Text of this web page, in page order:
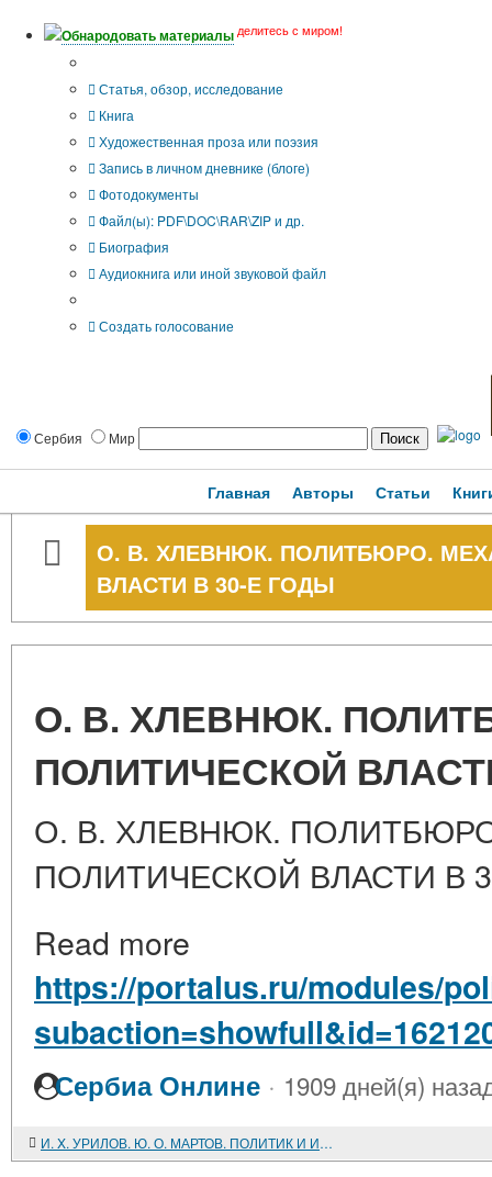
Обнародовать материалы делитесь с миром!
Статья, обзор, исследование
Книга
Художественная проза или поэзия
Запись в личном дневнике (блоге)
Фотодокументы
Файл(ы): PDF\DOC\RAR\ZIP и др.
Биография
Аудиокнига или иной звуковой файл
Создать голосование
Сербия Мир
Главная Авторы Статьи
О. В. ХЛЕВНЮК. ПОЛИТБЮРО.
ВЛАСТИ В 30-Е ГОДЫ
О. В. ХЛЕВНЮК.
ПОЛИТИЧЕСКОЙ
О. В. ХЛЕВНЮК.
ПОЛИТИЧЕСКОЙ ВЛАСТИ В
Read more
https://portalus.ru/modules/
Сербиа Онлине · 1909 дней(я)
И. X. УРИЛОВ. Ю. О. МАРТОВ. ПОЛИТИК И ИСТОРИК